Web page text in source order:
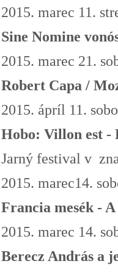
2015. marec 11.
Sine Nomine
2015. marec 21.
Robert Capa /
2015. ápríl 11.
Hobo: Villon est -
Jarný festival v
2015. marec14.
Francia mesék -
2015. marec 14.
Berecz András a